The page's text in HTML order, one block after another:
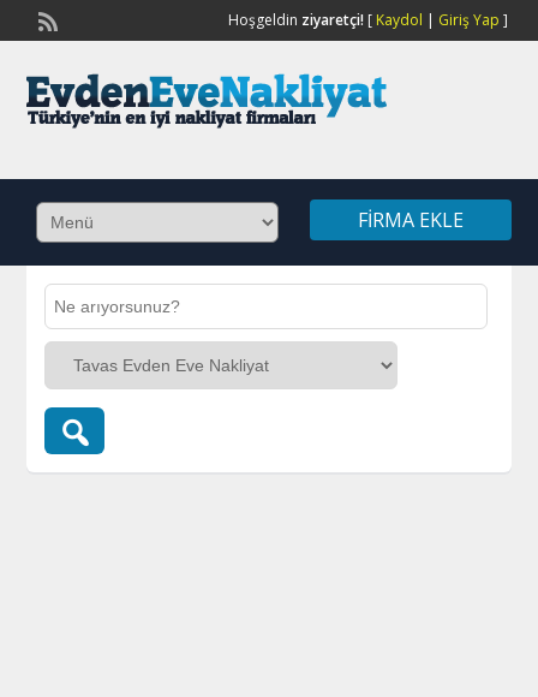
Hoşgeldin ziyaretçi![ Kaydol | Giriş Yap ]
FIRMA EKLE